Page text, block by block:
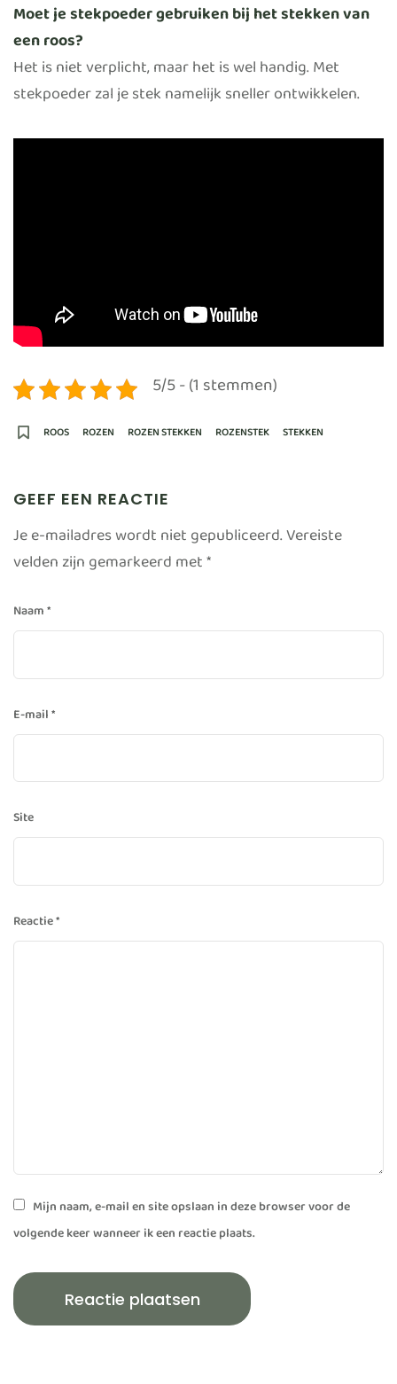
Moet je stekpoeder gebruiken bij het stekken van
een roos?
Het is niet verplicht, maar het is wel handig. Met
stekpoeder zal je stek namelijk sneller ontwikkelen.
5/5 - (1 stemmen)
ROOS ROZEN ROZEN STEKKEN ROZENSTEK STEKKEN
GEEF EEN REACTIE
Je e-mailadres wordt niet gepubliceerd.Vereiste
velden zijn gemarkeerd met*
Reactie*
Naam*
E-mail*
Site
Mijn naam, e-mail en site opslaan in deze browser voor de
volgende keer wanneer ik een reactie plaats.